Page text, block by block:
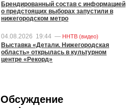
Брендированный состав с информацией
о предстоящих выборах запустили в
нижегородском метро
04.08.2026 19:44 — ННТВ (видео)
Выставка «Детали. Нижегородская
область» открылась в культурном
центре «Рекорд»
Обсуждение